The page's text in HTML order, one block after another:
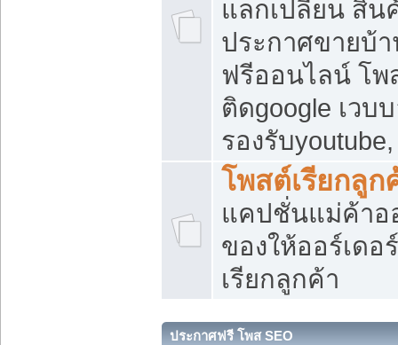
แลกเปลี่ยน สิน
ประกาศขายบ้
ฟรีออนไลน์ โพ
ติดgoogle เวบ
รองรับ
โพสต์เรียกลูก
แคปชั่นแม่ค้าอ
ของให้ออร์เดอ
เรียกลูกค้า
ประกาศฟรี โพส SEO